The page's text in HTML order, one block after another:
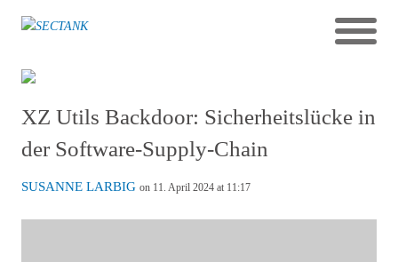
XZ Utils Backdoor: Sicherheitslücke in
der Software-Supply-Chain
SUSANNE LARBIG on 11. April 2024 at 11:17